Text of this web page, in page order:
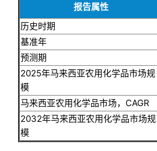
报告属性
历史时期
基准年
预测期
2025年马来西亚农用化学品市场规
模
马来西亚农用化学品市场，CAGR
2032年马来西亚农用化学品市场规
模